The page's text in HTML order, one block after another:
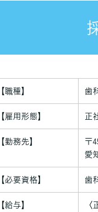
【職種】 歯
【雇用形態】 正
【勤務先】
〒
愛
【必要資格】 歯
【給与】 〈